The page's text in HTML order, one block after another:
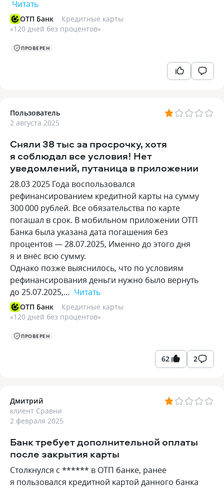
Читать
ОТП Банк
Кредитные карты
«120 дней без процентов»
ПРОВЕРЕН
Пользователь
2 августа 2025
Сняли 38 тыс за просрочку, хотя
я соблюдал все условия! Нет
уведомлений, путаница в приложении
28.03 2025 Года воспользовался
рефинансированием кредитной карты на сумму
300 000 рублей. Все обязательства по карте
погашал в срок. В мобильном приложении ОТП
Банка была указана дата погашения без
процентов — 28.07.2025, Именно до этого дня
я и внёс всю сумму.
Однако позже выяснилось, что по условиям
рефинансирования деньги нужно было вернуть
до 25.07.2025,… Читать
ОТП Банк
Кредитные карты
«120 дней без процентов»
ПРОВЕРЕН
62 2
Дмитрий
клиент Сравни
2 февраля 2025
Банк требует дополнительной оплаты
после закрытия карты
Столкнулся с ****** в ОТП банке, ранее
я пользовался кредитной картой данного банка